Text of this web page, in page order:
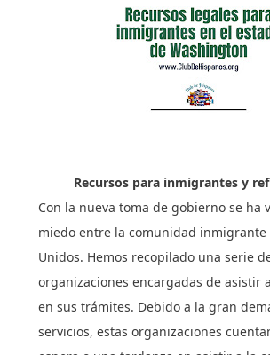
Recursos para inmigrantes y
Con la nueva toma de gobierno se ha
miedo entre la comunidad inmigrante
Unidos. Hemos recopilado una serie
organizaciones encargadas de asistir
en sus trámites. Debido a la gran
servicios, estas organizaciones